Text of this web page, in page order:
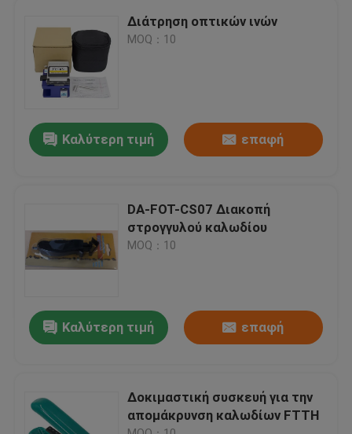
Προϊόντα
Βίντεο
Περίπου εμείς
Ποιοτικός έλεγχος
Ειδήσεις
Ζητήστε ένα απόσπασμα
Διάτρηση οπτικών ινών
MOQ：10
Καλύτερη τιμή επαφή
DA-FOT-CS07 Διακοπή
στρογγυλού καλωδίου
MOQ：10
Καλύτερη τιμή επαφή
Δοκιμαστική συσκευή για την
απομάκρυνση καλωδίων FTTH